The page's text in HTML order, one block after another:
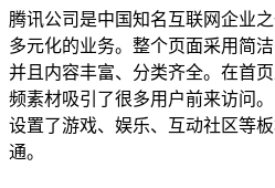
腾讯公司是中国知名互联网企业
多元化的业务。整个页面采用简
并且内容丰富、分类齐全。在首
频素材吸引了很多用户前来访问
设置了游戏、娱乐、互动社区等
通。